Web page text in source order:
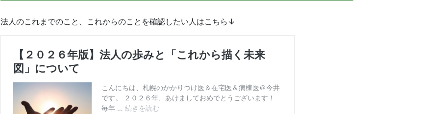
法人のこれまでのこと、これからのことを確認したい人はこちら↓